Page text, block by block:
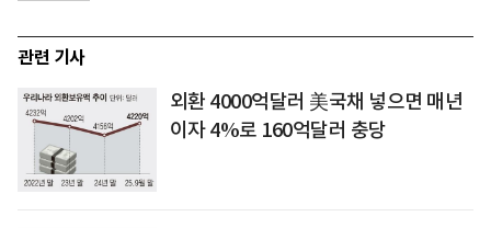
관련 기사
외환 4000억달러 美국채 넣으면 매년
이자 4%로 160억달러 충당